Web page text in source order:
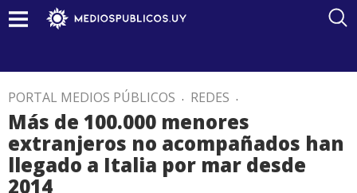
PORTAL MEDIOS PÚBLICOS . REDES .
Más de 100.000 menores
extranjeros no acompañados han
llegado a Italia por mar desde
2014